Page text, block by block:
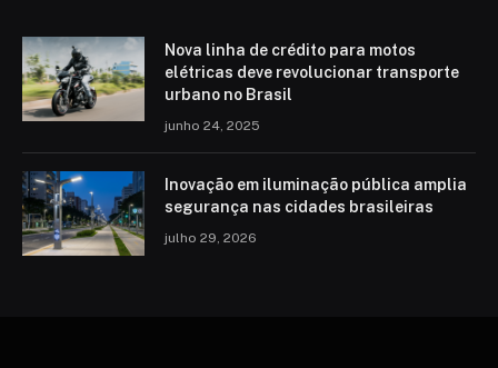
Nova linha de crédito para motos
elétricas deve revolucionar transporte
urbano no Brasil
junho 24, 2025
Inovação em iluminação pública amplia
segurança nas cidades brasileiras
julho 29, 2026